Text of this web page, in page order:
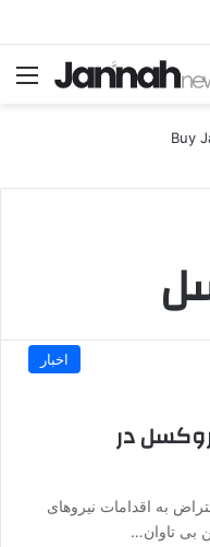
اخبار
در
به اقدامات نیروهای
بی تاوان…